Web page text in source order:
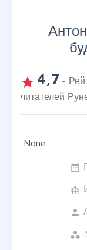
grade 4,7 -
читателей
None
date_range
foundation
person
workspaces